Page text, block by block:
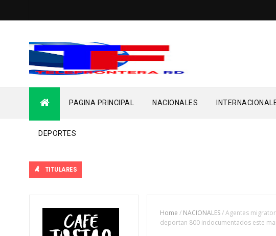
PAGINA PRINCIPAL NACIONALES
DEPORTES
TITULARES
Home / NACIONALES/Agentes
deportan 800 indocumentados este